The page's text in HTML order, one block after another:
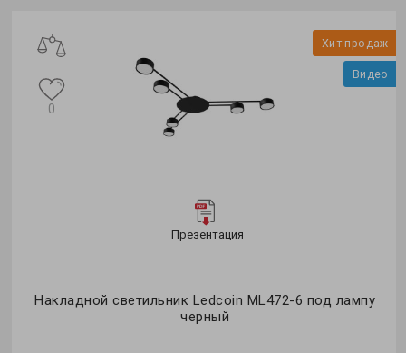
Хит продаж
Видео
Презентация
Накладной светильник Ledcoin ML472-6 под лампу
черный
0